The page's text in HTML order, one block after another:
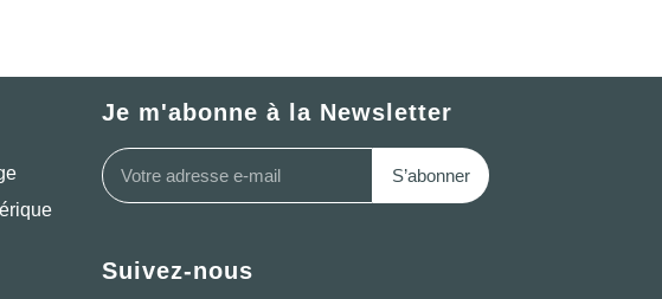
Je m'abonne à la Newsletter
S’abonner
Suivez-nous